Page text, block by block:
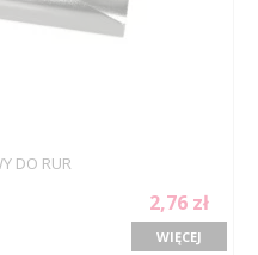
DO RUR
2,76 zł
WIĘCEJ